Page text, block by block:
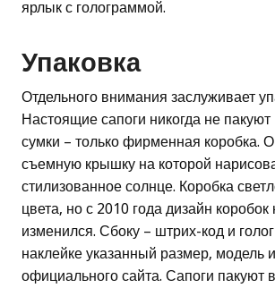
ярлык с голограммой.
Упаковка
Отдельного внимания заслуживает
Настоящие сапоги никогда не пакуют
сумки – только фирменная коробка.
съемную крышку на которой
стилизованное солнце. Коробка
цвета, но с 2010 года дизайн коробок
изменился. Сбоку – штрих-код и
наклейке указанный размер, модель
официального сайта. Сапоги пакуют